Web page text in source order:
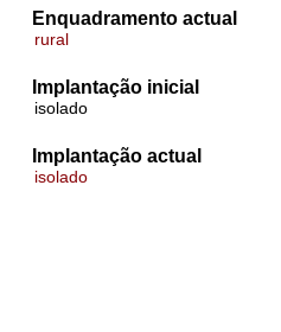
Enquadramento actual
rural
Implantação inicial
isolado
Implantação actual
isolado